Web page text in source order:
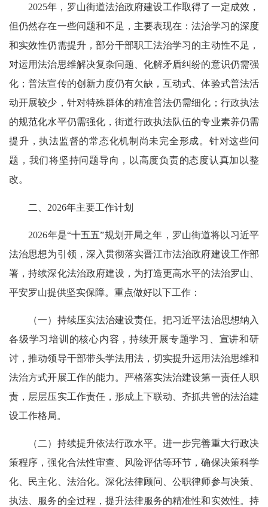
2025年，罗山街道法治政府建设工作取得了一定成效，
但仍然存在一些问题和不足，主要表现在：法治学习的深度
和实效性仍需提升，部分干部职工法治学习的主动性不足，
对运用法治思维解决复杂问题、化解矛盾纠纷的意识仍需强
化；普法宣传的创新力度仍有欠缺，互动式、体验式普法活
动开展较少，针对特殊群体的精准普法仍需细化；行政执法
的规范化水平仍需强化，街道行政执法队伍的专业素养仍需
提升，执法监督的常态化机制尚未完全形成。针对这些问
题，我们将坚持问题导向，以高度负责的态度认真加以整
改。
二、2026年主要工作计划
2026年是“十五五”规划开局之年，罗山街道将以习近平
法治思想为引领，深入贯彻落实晋江市法治政府建设工作部
署，持续深化法治政府建设，为打造更高水平的法治罗山、
平安罗山提供坚实保障。重点做好以下工作：
（一）持续压实法治建设责任。把习近平法治思想纳入
各级学习培训的核心内容，持续开展专题学习、宣讲和研
讨，推动领导干部带头学法用法，切实提升运用法治思维和
法治方式开展工作的能力。严格落实法治建设第一责任人职
责，层层压实工作责任，形成上下联动、齐抓共管的法治建
设工作格局。
（二）持续提升依法行政水平。进一步完善重大行政决
策程序，强化合法性审查、风险评估等环节，确保决策科学
化、民主化、法治化。深化法律顾问、公职律师参与决策、
执法、服务的全过程，提升法律服务的精准性和实效性。持